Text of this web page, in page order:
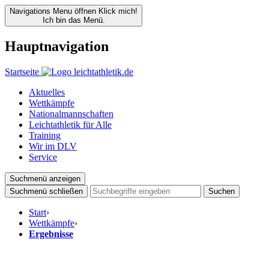
Navigations Menu öffnen Klick mich!
Ich bin das Menü.
Hauptnavigation
Startseite
Aktuelles
Wettkämpfe
Nationalmannschaften
Leichtathletik für Alle
Training
Wir im DLV
Service
Suchmenü anzeigen
Suchmenü schließen
Suchen
Start›
Wettkämpfe›
Ergebnisse